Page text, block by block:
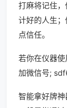
打麻将记住
计好的人生
点信任。
若你在仪器
加微信号;
智能拿好牌